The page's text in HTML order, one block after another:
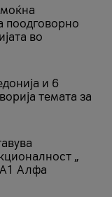
поодговорно
во
и 6
темата за
„
А1 Алфа